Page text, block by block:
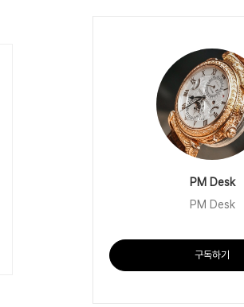
PM Desk
PM Desk
구독하기